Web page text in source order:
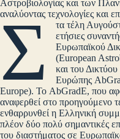
Αστροβιολογίας και των
αναλύοντας τεχνολογίες και
Σ
τα τέλη
ετήσιες
Ευρωπαϊκού
(European
και του
Ευρώπης
Europe). Το AbGradE, που
αναφερθεί στο προηγούμενο
ενθαρρυνθεί η Ελληνική
πλέον δύο πολύ σημαντικές
του διαστήματος σε